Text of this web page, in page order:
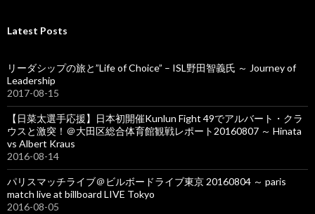
i
s
Latest Posts
リーダシップの旅と”Life of Choice” – ISL野田智義氏 ～ Journey of
Leadership
2017-08-15
【日菜太選手応援】日本初開催Kunlun Fight 49でアルバート・クラ
ウスと激突！＠大田区総合体育館観戦レポート20160807 ～ Hinata
vs Albert Kraus
2016-08-14
パリスマッチライブ＠ビルボードライブ東京 20160804 ～ paris
match live at billboard LIVE Tokyo
2016-08-05